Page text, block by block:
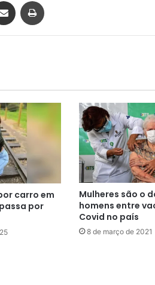
carro em
por
Mulheres são o
homens entre
Covid no país
8 de março de 2021